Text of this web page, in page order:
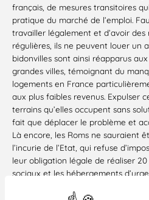
français, de mesures transitoires
pratique du marché de l’emploi.
travailler légalement et d’avoir des
régulières, ils ne peuvent louer un
bidonvilles sont ainsi réapparus
grandes villes, témoignant du
logements en France
aux plus faibles revenus. Expulser
terrains qu’elles occupent sans
fait que déplacer le problème et
Là encore, les Roms ne sauraient
l’incurie de l’Etat, qui refuse
leur obligation légale de réaliser
sociaux et les hébergements